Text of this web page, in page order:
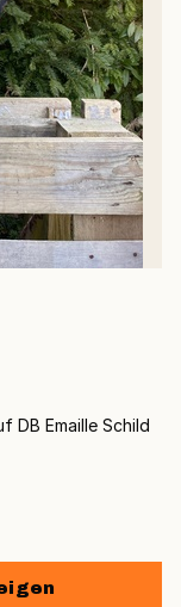
DB Emaille Schild